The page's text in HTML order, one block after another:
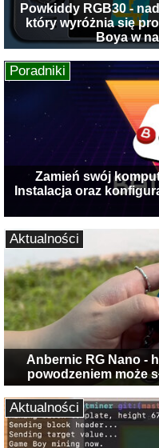
Powkiddy RGB30 -
który wyróżnia się
Boya w
Zamień swój
Instalacja oraz
Poradniki
Anbernic RG Nano -
powodzeniem może
Aktualności
Aktualności